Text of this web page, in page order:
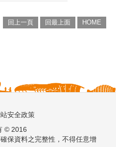
回上一頁 回最上面 HOME
安全政策
© 2016
保資料之完整性，不得任意增